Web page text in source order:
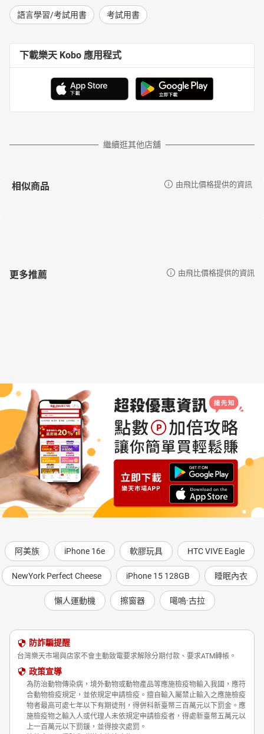
語言學習/考試用書 考試用書
下載樂天 Kobo 應用程式
繼續逛其他店舖
相似商品 由飛比價格提供的資訊
更多推薦 由飛比價格提供的資訊
阿美族 iPhone 16e 軟膠玩具 HTC VIVE Eagle
NewYork Perfect Cheese iPhone 15 128GB 睡眠內衣
懶人運動機 擦窗器 噶嗚·古拉
防詐騙提醒
台灣樂天市場與店家不會主動致電要求解除分期付款、要求ATM轉帳。
政策宣導
為防治動物傳染病，境外動物或動物產品等應施檢疫物輸入我國，應符
合動物檢疫規定，並依規定申請檢疫。擅自輸入屬禁止輸入之應施檢疫
物者最高可處七年以下有期徒刑，得併科新臺幣三百萬元以下罰金。應
施檢疫物之輸入人或代理人未依規定申請檢疫者，得處新臺幣五萬元以
上一百萬元以下罰鍰，並得按次處罰。